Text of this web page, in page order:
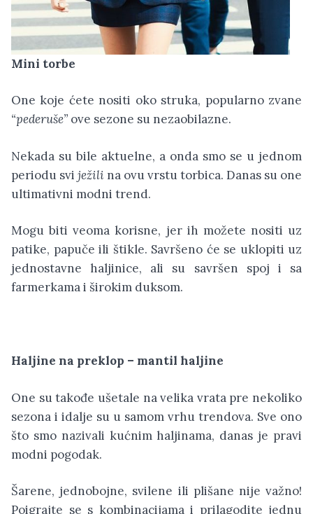
Mini torbe
One koje ćete nositi oko struka, popularno zvane
“pederuše” ove sezone su nezaobilazne.
Nekada su bile aktuelne, a onda smo se u jednom
periodu svi ježili na ovu vrstu torbica. Danas su one
ultimativni modni trend.
Mogu biti veoma korisne, jer ih možete nositi uz
patike, papuče ili štikle. Savršeno će se uklopiti uz
jednostavne haljinice, ali su savršen spoj i sa
farmerkama i širokim duksom.
Haljine na preklop – mantil haljine
One su takođe ušetale na velika vrata pre nekoliko
sezona i idalje su u samom vrhu trendova. Sve ono
što smo nazivali kućnim haljinama, danas je pravi
modni pogodak.
Šarene, jednobojne, svilene ili plišane nije važno!
Poigrajte se s kombinacijama i prilagodite jednu